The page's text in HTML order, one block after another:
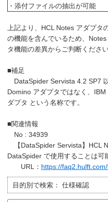
・添付ファイルの抽出が可能
上記より、HCL Notes アダプタ
の機能を含んでいるため、
タ機能の差異からご判断ください
■補足
DataSpider Servista 4.2 SP7
Domino アダプタではなく、
ダプタ という名称です。
■関連情報
No : 34939
【DataSpider Servista】HCL
DataSpider で使用することは可
URL： https://
目的別で検索： 仕様確認